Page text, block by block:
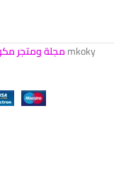
mkokyمجلة ومتجر